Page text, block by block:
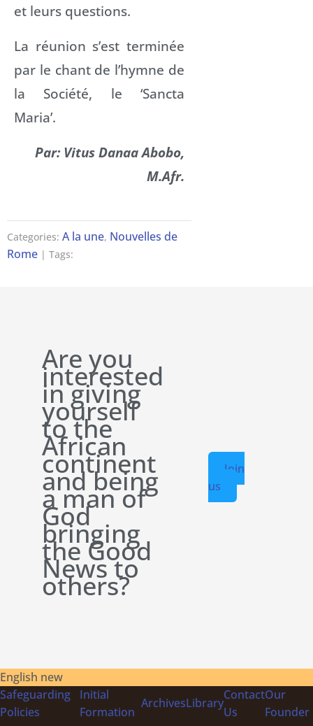
et leurs questions.
La réunion s’est terminée
par le chant de l’hymne de
la Société, le ‘Sancta
Maria’.
Par: Vitus Danaa Abobo,
M.Afr.
Categories: A la une, Nouvelles de
Rome | Tags:
Are you
interested
in giving
yourself
to the
African
continent
and being
a man of
God
bringing
the Good
News to
others?
Join
us
English new
Safeguarding
Policies
Initial
Formation
ArchivesLibrary
Contact
Us
Our
Founder